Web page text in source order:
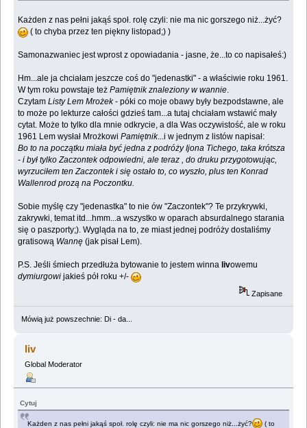
Każden z nas pełni jakąś społ. rolę czyli: nie ma nic gorszego niż...żyć?
( to chyba przez ten piękny listopad;) )
Samonazwaniec jest wprost z opowiadania - jasne, że...to co napisałeś:)
Hm...ale ja chciałam jeszcze coś do "jedenastki" - a właściwie roku 1961.
W tym roku powstaje teżPamiętnik znaleziony w wannie.
Czytam Listy Lem Mrożek- póki co moje obawy były bezpodstawne, ale
to może po lekturze całości gdzieś tam...a tutaj chciałam wstawić mały
cytat. Może to tylko dla mnie odkrycie, a dla Was oczywistość, ale w roku
1961 Lem wysłał MrożkowiPamiętnik...i w jednym z listów napisał:
Bo to na początku miała być jedna z podróży Ijona Tichego, taka krótsza
- i był tylko Zaczontek odpowiedni, ale teraz , do druku przygotowując,
wyrzuciłem ten Zaczontek i się ostało to, co wyszło, plus ten Konrad
Wallenrod prozą na Poczontku.
Sobie myślę czy "jedenastka" to nie ów "Zaczontek"? Te przykrywki,
zakrywki, temat itd...hmm...a wszystko w oparach absurdalnego starania
się o paszporty;). Wygląda na to, ze miast jednej podróży dostaliśmy
gratisową Wannę (jak pisał Lem).
P.S. Jeśli śmiech przedłuża bytowanie to jestem winna livowemu
dymiurgowijakieś pół roku +/-
Zapisane
Mówią już powszechnie: Di - da...
liv
Global Moderator
Cytuj
Każden z nas pełni jakąś społ. rolę czyli: nie ma nic gorszego niż...żyć?
( to